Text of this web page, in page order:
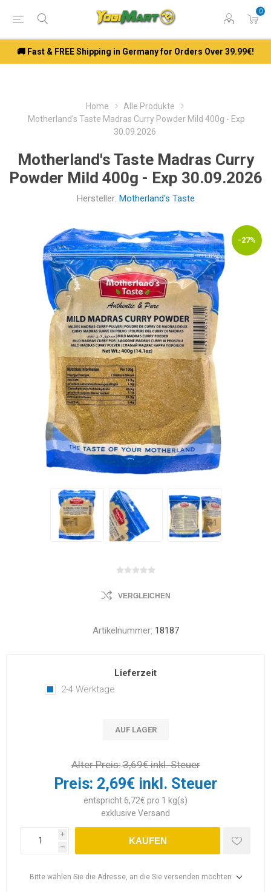
0
🚚 Fast & FREE Shipping in Germany for Orders Over 39.99€!
Home
Alle Produkte
Motherland's Taste Madras Curry Powder Mild 400g - Exp
30.09.2026
Motherland's Taste Madras Curry
Powder Mild 400g - Exp 30.09.2026
Hersteller: Motherland's Taste
-27%
VERGLEICHEN
Artikelnummer: 18187
Lieferzeit
2-4 Werktage
AUF LAGER
Alter Preis:3,69€ inkl. Steuer
Preis: 2,69€ inkl. Steuer
entspricht 6,72€ pro 1 kg(s)
exklusive Versand
i
h
KAUFEN
Bitte wählen Sie die Adresse, an die Sie versenden möchten